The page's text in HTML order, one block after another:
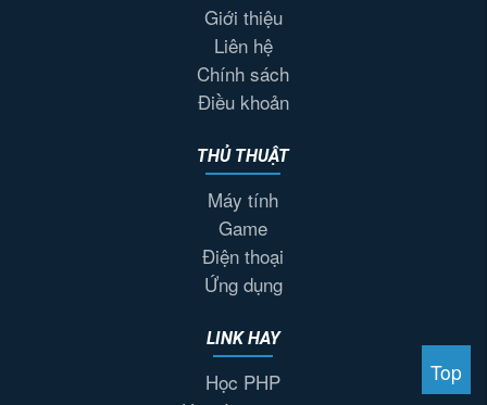
Giới thiệu
Liên hệ
Chính sách
Điều khoản
THỦ THUẬT
Máy tính
Game
Điện thoại
Ứng dụng
LINK HAY
Học PHP
Top